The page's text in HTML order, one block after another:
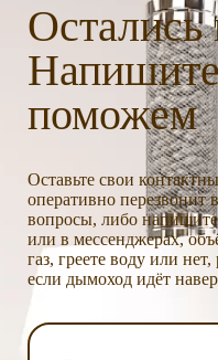
Остались
поможем
Оставьте свои
оперативно перезвонит
вопросы, либо
или в мессенджерах,
газ, греете воду или
если дымоход идёт